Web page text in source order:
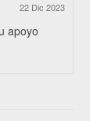
22 Dic 2023
apoyo